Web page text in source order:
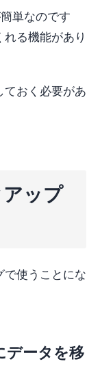
単なのです
る機能があり
ておく必要があ
ップ
で使うことにな
データを移